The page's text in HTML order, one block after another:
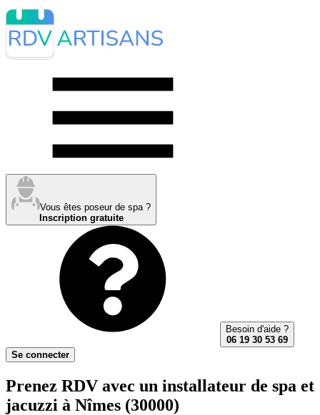
Vous êtes poseur de spa ?
Inscription gratuite
Besoin d'aide ?
06 19 30 53 69
Se connecter
Prenez RDV avec un installateur de spa et
jacuzzi à Nîmes (30000)